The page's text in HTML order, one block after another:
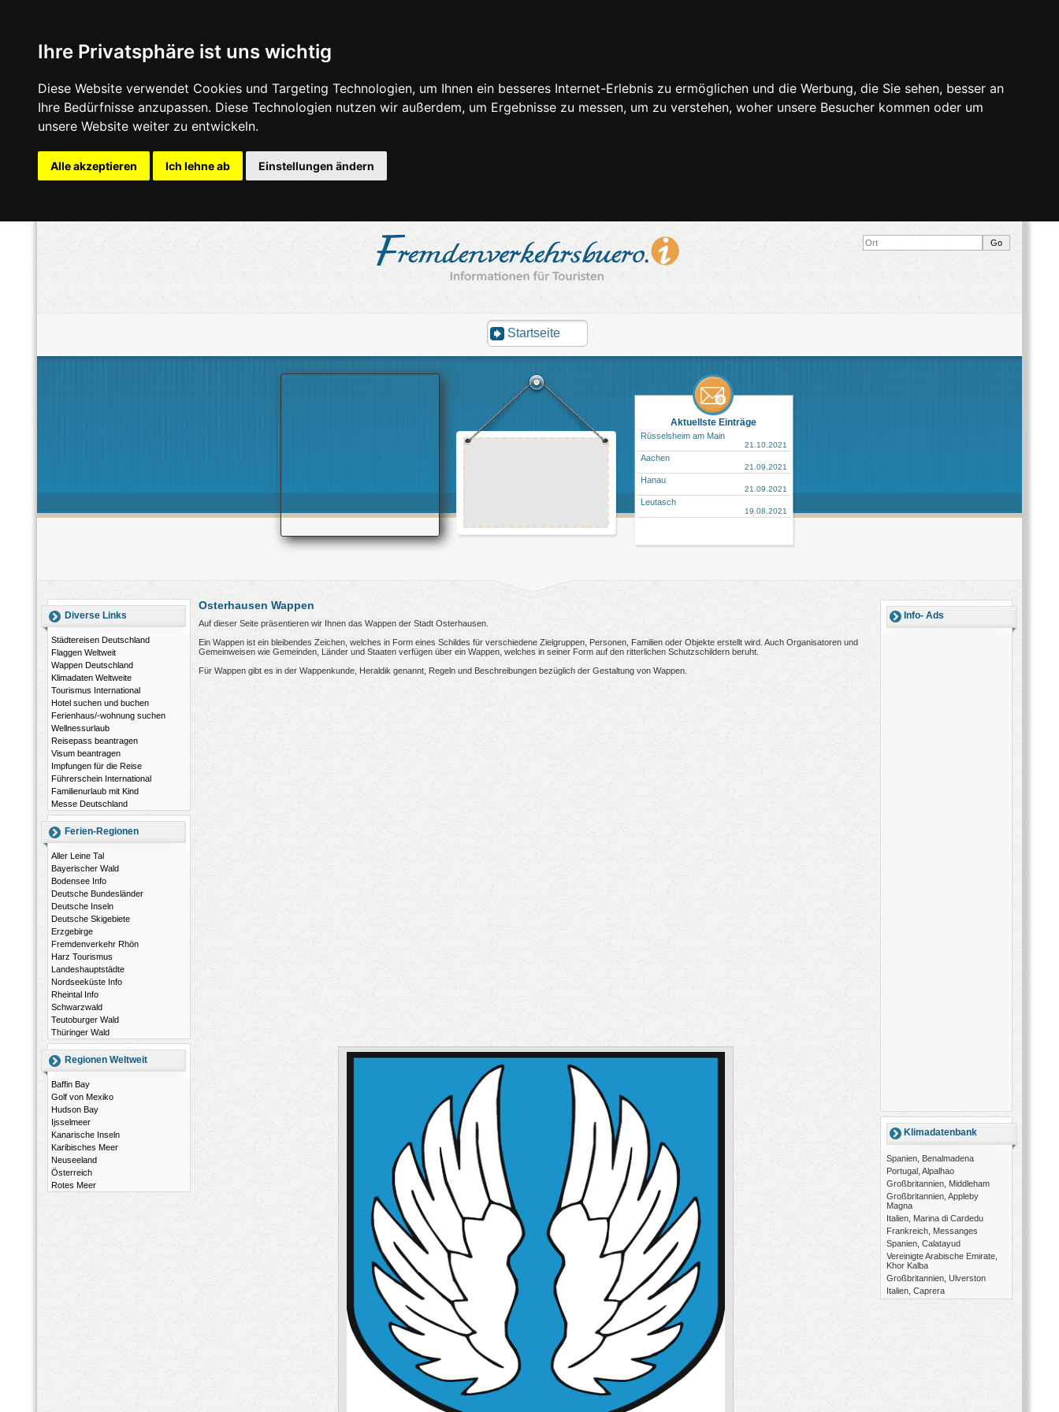
Ihre Privatsphäre ist uns wichtig
Diese Website verwendet Cookies und Targeting Technologien, um Ihnen ein besseres Internet-Erlebnis zu ermöglichen und die Werbung, die Sie sehen, besser an
Ihre Bedürfnisse anzupassen. Diese Technologien nutzen wir außerdem, um Ergebnisse zu messen, um zu verstehen, woher unsere Besucher kommen oder um
unsere Website weiter zu entwickeln.
Alle akzeptieren Ich lehne ab Einstellungen ändern
Startseite
Aktuellste Einträge
Rüsselsheim am Main
21.10.2021
Aachen
21.09.2021
Hanau
21.09.2021
Leutasch
19.08.2021
Diverse Links
Städtereisen Deutschland
Flaggen Weltweit
Wappen Deutschland
Klimadaten Weltweite
Tourismus International
Hotel suchen und buchen
Ferienhaus/-wohnung suchen
Wellnessurlaub
Reisepass beantragen
Visum beantragen
Impfungen für die Reise
Führerschein International
Familienurlaub mit Kind
Messe Deutschland
Ferien-Regionen
Aller Leine Tal
Bayerischer Wald
Bodensee Info
Deutsche Bundesländer
Deutsche Inseln
Deutsche Skigebiete
Erzgebirge
Fremdenverkehr Rhön
Harz Tourismus
Landeshauptstädte
Nordseeküste Info
Rheintal Info
Schwarzwald
Teutoburger Wald
Thüringer Wald
Regionen Weltweit
Baffin Bay
Golf von Mexiko
Hudson Bay
Ijsselmeer
Kanarische Inseln
Karibisches Meer
Neuseeland
Österreich
Rotes Meer
Info- Ads
Klimadatenbank
Spanien, Benalmadena
Portugal, Alpalhao
Großbritannien, Middleham
Großbritannien, Appleby
Magna
Italien, Marina di Cardedu
Frankreich, Messanges
Spanien, Calatayud
Vereinigte Arabische Emirate,
Khor Kalba
Großbritannien, Ulverston
Italien, Caprera
Osterhausen Wappen
Auf dieser Seite präsentieren wir Ihnen das Wappen der Stadt Osterhausen.
Ein Wappen ist ein bleibendes Zeichen, welches in Form eines Schildes für verschiedene Zielgruppen, Personen, Familien oder Objekte erstellt wird. Auch Organisatoren und
Gemeinweisen wie Gemeinden, Länder und Staaten verfügen über ein Wappen, welches in seiner Form auf den ritterlichen Schutzschildern beruht.
Für Wappen gibt es in der Wappenkunde, Heraldik genannt, Regeln und Beschreibungen bezüglich der Gestaltung von Wappen.